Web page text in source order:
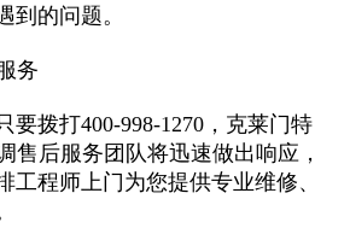
到的问题。
务
要拨打400-998-1270，克莱门特
售后服务团队将迅速做出响应，
工程师上门为您提供专业维修、